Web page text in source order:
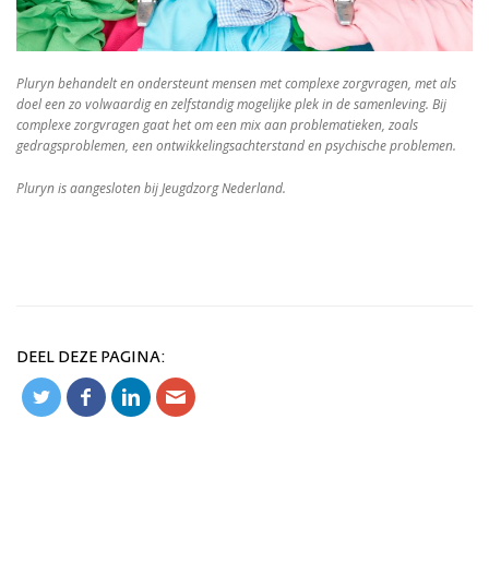
Pluryn behandelt en ondersteunt mensen met complexe zorgvragen, met als
doel een zo volwaardig en zelfstandig mogelijke plek in de samenleving. Bij
complexe zorgvragen gaat het om een mix aan problematieken, zoals
gedragsproblemen, een ontwikkelingsachterstand en psychische problemen.
Pluryn is aangesloten bij Jeugdzorg Nederland.
DEEL DEZE PAGINA: